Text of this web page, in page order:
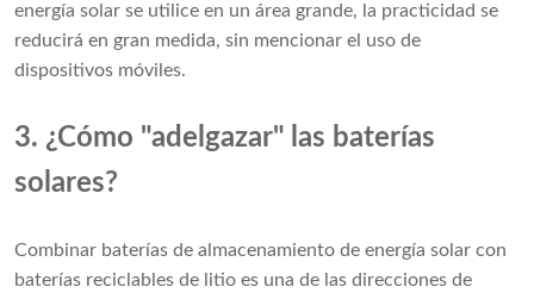
energía solar se utilice en un área grande, la practicidad se
reducirá en gran medida, sin mencionar el uso de
dispositivos móviles.
3. ¿Cómo "adelgazar" las baterías
solares?
Combinar baterías de almacenamiento de energía solar con
baterías reciclables de litio es una de las direcciones de